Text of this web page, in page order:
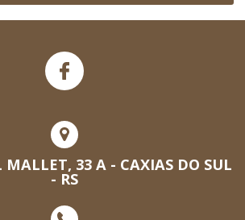
MALLET, 33 A - CAXIAS DO SUL
- RS